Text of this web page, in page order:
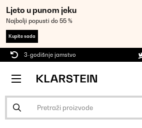
Ljeto u punom jeku
Najbolji popusti do 55 %
Kupite sada
3-godišnje jamstvo